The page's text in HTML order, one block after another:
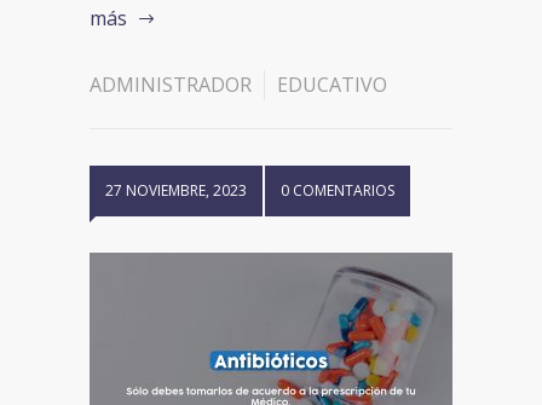
más
ADMINISTRADOR EDUCATIVO
27 NOVIEMBRE, 2023 0 COMENTARIOS